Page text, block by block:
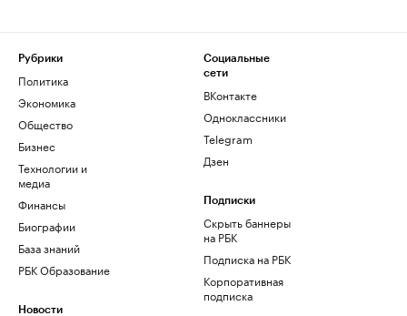
Рубрики
Политика
Экономика
Общество
Бизнес
Технологии и
медиа
Финансы
Биографии
База знаний
РБК Образование
Новости
Социальные
сети
ВКонтакте
Одноклассники
Telegram
Дзен
Подписки
Скрыть баннеры
на РБК
Подписка на РБК
Корпоративная
подписка